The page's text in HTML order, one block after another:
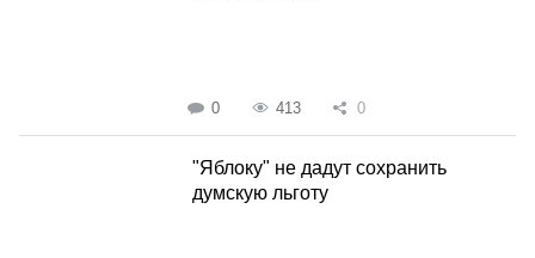
0 413 0
"Яблоку" не дадут сохранить
думскую льготу